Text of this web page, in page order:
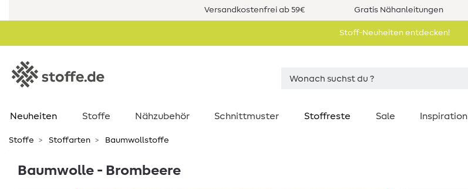
Versandkostenfrei ab 59€ Gratis Nähanleitungen
Stoff-Neuheiten entdecken!
Neuheiten Stoffe Nähzubehör Schnittmuster Stoffreste Sale Inspiration
Stoffe Stoffarten Baumwollstoffe
Baumwolle - Brombeere